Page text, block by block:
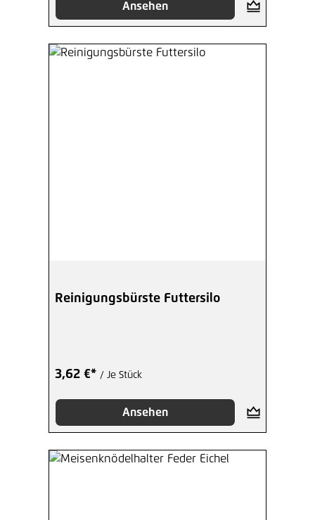
Ansehen
Reinigungsbürste Futtersilo
3,62 €* / Je Stück
Ansehen